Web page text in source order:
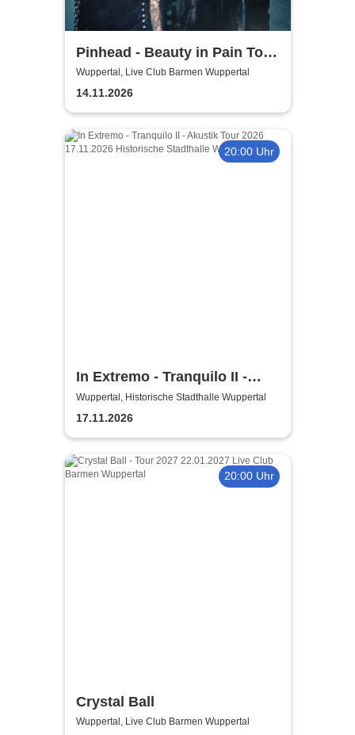
Pinhead - Beauty in Pain Tour
2026
Wuppertal, Live Club Barmen Wuppertal
14.11.2026
20:00 Uhr
In Extremo - Tranquilo II -
Akustik Tour 2026
Wuppertal, Historische Stadthalle Wuppertal
17.11.2026
20:00 Uhr
Crystal Ball
Wuppertal, Live Club Barmen Wuppertal